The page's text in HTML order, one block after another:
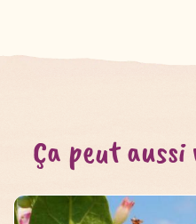
Ça peut